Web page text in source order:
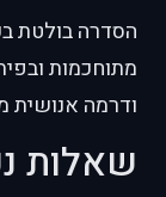
הסדרה בולטת
מתוחכמות
ודרמה אנושית
שאלות